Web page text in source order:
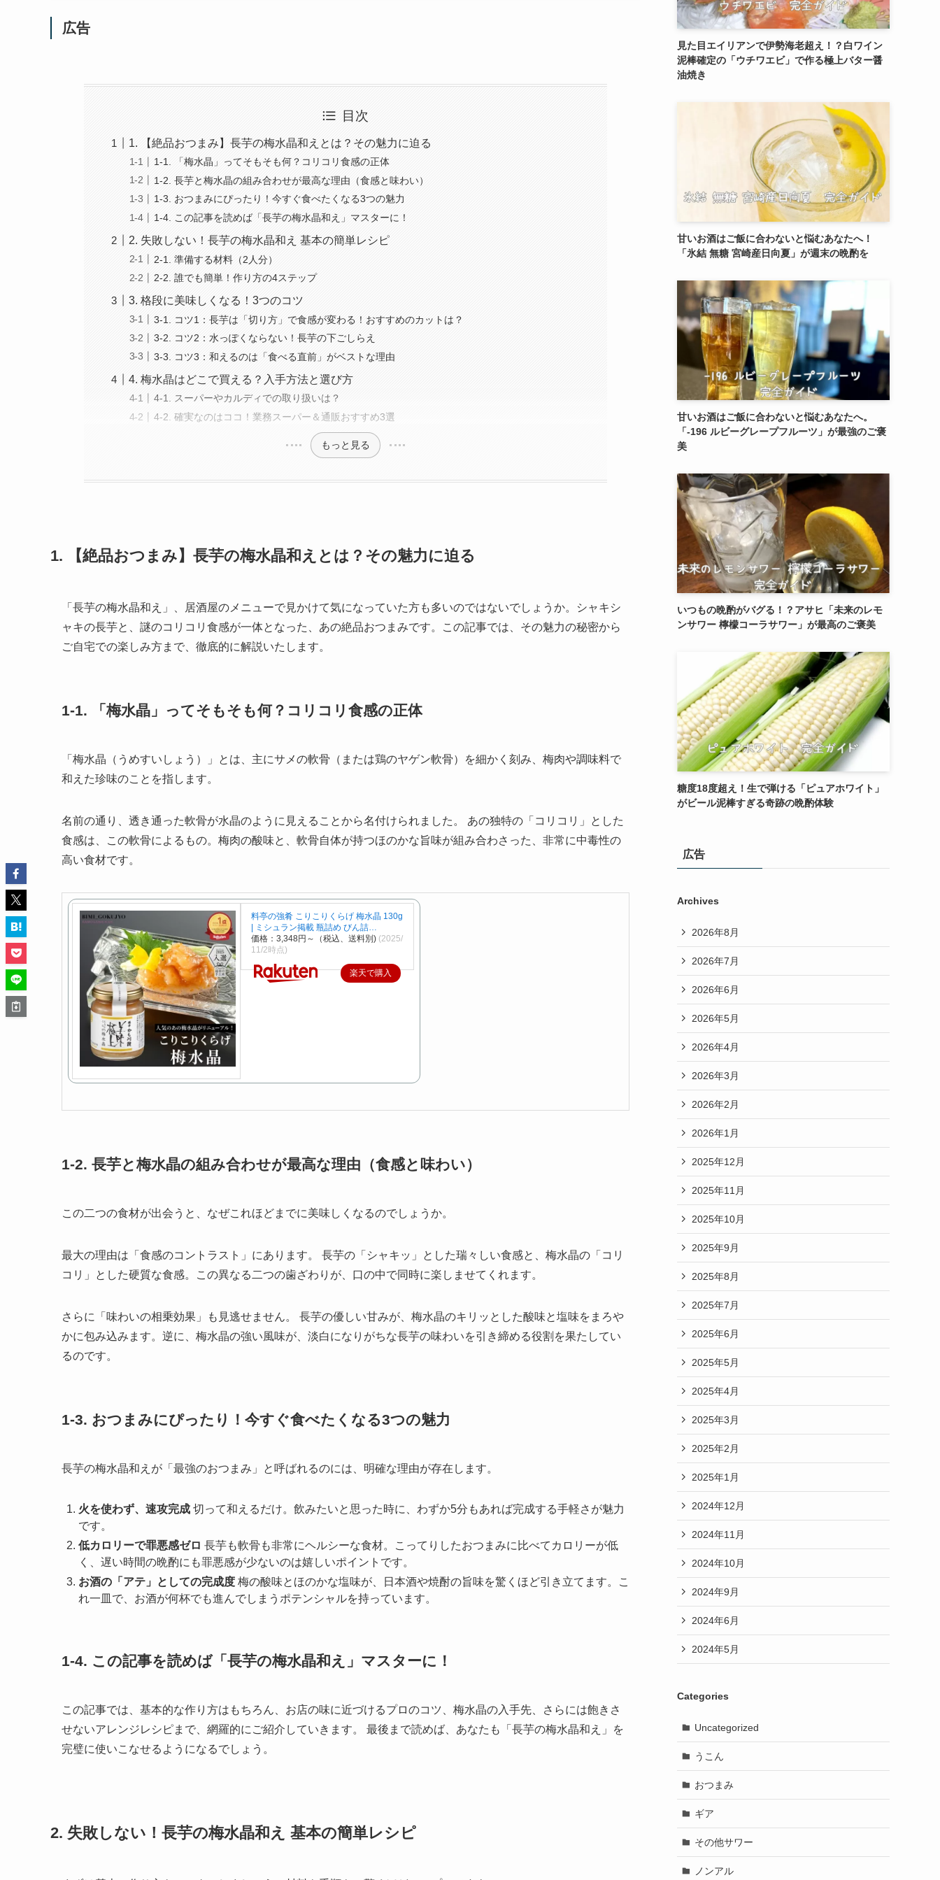
広告
目次
1. 【絶品おつまみ】長芋の梅水晶和えとは？その魅力に迫る
1-1. 「梅水晶」ってそもそも何？コリコリ食感の正体
1-2. 長芋と梅水晶の組み合わせが最高な理由（食感と味わい）
1-3. おつまみにぴったり！今すぐ食べたくなる3つの魅力
1-4. この記事を読めば「長芋の梅水晶和え」マスターに！
2. 失敗しない！長芋の梅水晶和え 基本の簡単レシピ
2-1. 準備する材料（2人分）
2-2. 誰でも簡単！作り方の4ステップ
3. 格段に美味しくなる！3つのコツ
3-1. コツ1：長芋は「切り方」で食感が変わる！おすすめのカットは？
3-2. コツ2：水っぽくならない！長芋の下ごしらえ
3-3. コツ3：和えるのは「食べる直前」がベストな理由
4. 梅水晶はどこで買える？入手方法と選び方
4-1. スーパーやカルディでの取り扱いは？
4-2. 確実なのはココ！業務スーパー＆通販おすすめ3選
もっと見る
1. 【絶品おつまみ】長芋の梅水晶和えとは？その魅力に迫る
「長芋の梅水晶和え」、居酒屋のメニューで見かけて気になっていた方も多いのではないでしょうか。シャキシ
ャキの長芋と、謎のコリコリ食感が一体となった、あの絶品おつまみです。この記事では、その魅力の秘密から
ご自宅での楽しみ方まで、徹底的に解説いたします。
1-1. 「梅水晶」ってそもそも何？コリコリ食感の正体
「梅水晶（うめすいしょう）」とは、主にサメの軟骨（または鶏のヤゲン軟骨）を細かく刻み、梅肉や調味料で
和えた珍味のことを指します。
名前の通り、透き通った軟骨が水晶のように見えることから名付けられました。 あの独特の「コリコリ」とした
食感は、この軟骨によるもの。梅肉の酸味と、軟骨自体が持つほのかな旨味が組み合わさった、非常に中毒性の
高い食材です。
料亭の強肴 こりこりくらげ 梅水晶 130g
| ミシュラン掲載 瓶詰め びん詰…
価格：3,348円～（税込、送料別) (2025/
11/2時点)
楽天で購入
1-2. 長芋と梅水晶の組み合わせが最高な理由（食感と味わい）
この二つの食材が出会うと、なぜこれほどまでに美味しくなるのでしょうか。
最大の理由は「食感のコントラスト」にあります。 長芋の「シャキッ」とした瑞々しい食感と、梅水晶の「コリ
コリ」とした硬質な食感。この異なる二つの歯ざわりが、口の中で同時に楽しませてくれます。
さらに「味わいの相乗効果」も見逃せません。 長芋の優しい甘みが、梅水晶のキリッとした酸味と塩味をまろや
かに包み込みます。逆に、梅水晶の強い風味が、淡白になりがちな長芋の味わいを引き締める役割を果たしてい
るのです。
1-3. おつまみにぴったり！今すぐ食べたくなる3つの魅力
長芋の梅水晶和えが「最強のおつまみ」と呼ばれるのには、明確な理由が存在します。
火を使わず、速攻完成 切って和えるだけ。飲みたいと思った時に、わずか5分もあれば完成する手軽さが魅力
です。
低カロリーで罪悪感ゼロ 長芋も軟骨も非常にヘルシーな食材。こってりしたおつまみに比べてカロリーが低
く、遅い時間の晩酌にも罪悪感が少ないのは嬉しいポイントです。
お酒の「アテ」としての完成度 梅の酸味とほのかな塩味が、日本酒や焼酎の旨味を驚くほど引き立てます。こ
れ一皿で、お酒が何杯でも進んでしまうポテンシャルを持っています。
1-4. この記事を読めば「長芋の梅水晶和え」マスターに！
この記事では、基本的な作り方はもちろん、お店の味に近づけるプロのコツ、梅水晶の入手先、さらには飽きさ
せないアレンジレシピまで、網羅的にご紹介していきます。 最後まで読めば、あなたも「長芋の梅水晶和え」を
完璧に使いこなせるようになるでしょう。
2. 失敗しない！長芋の梅水晶和え 基本の簡単レシピ
見た目エイリアンで伊勢海老超え！？白ワイン
泥棒確定の「ウチワエビ」で作る極上バター醤
油焼き
甘いお酒はご飯に合わないと悩むあなたへ！
「氷結 無糖 宮崎産日向夏」が週末の晩酌を
甘いお酒はご飯に合わないと悩むあなたへ。
「-196 ルビーグレープフルーツ」が最強のご褒
美
いつもの晩酌がバグる！？アサヒ「未来のレモ
ンサワー 檸檬コーラサワー」が最高のご褒美
糖度18度超え！生で弾ける「ピュアホワイト」
がビール泥棒すぎる奇跡の晩酌体験
広告
Archives
2026年8月
2026年7月
2026年6月
2026年5月
2026年4月
2026年3月
2026年2月
2026年1月
2025年12月
2025年11月
2025年10月
2025年9月
2025年8月
2025年7月
2025年6月
2025年5月
2025年4月
2025年3月
2025年2月
2025年1月
2024年12月
2024年11月
2024年10月
2024年9月
2024年6月
2024年5月
Categories
Uncategorized
うこん
おつまみ
ギア
その他サワー
ノンアル